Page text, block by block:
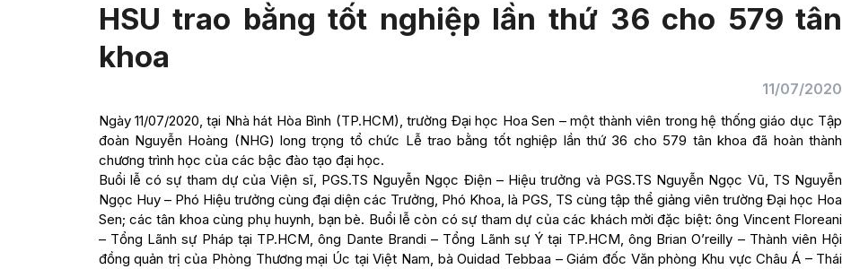
HSU trao bằng tốt nghiệp lần thứ 36 cho 579 tân
khoa
11/07/2020
Ngày 11/07/2020, tại Nhà hát Hòa Bình (TP.HCM), trường Đại học Hoa Sen – một thành viên trong hệ thống giáo dục Tập
đoàn Nguyễn Hoàng (NHG) long trọng tổ chức Lễ trao bằng tốt nghiệp lần thứ 36 cho 579 tân khoa đã hoàn thành
chương trình học của các bậc đào tạo đại học.
Buổi lễ có sự tham dự của Viện sĩ, PGS.TS Nguyễn Ngọc Điện – Hiệu trưởng và PGS.TS Nguyễn Ngọc Vũ, TS Nguyễn
Ngọc Huy – Phó Hiệu trưởng cùng đại diện các Trưởng, Phó Khoa, là PGS, TS cùng tập thể giảng viên trường Đại học Hoa
Sen; các tân khoa cùng phụ huynh, bạn bè. Buổi lễ còn có sự tham dự của các khách mời đặc biệt: ông Vincent Floreani
– Tổng Lãnh sự Pháp tại TP.HCM, ông Dante Brandi – Tổng Lãnh sự Ý tại TP.HCM, ông Brian O’reilly – Thành viên Hội
đồng quản trị của Phòng Thương mại Úc tại Việt Nam, bà Ouidad Tebbaa – Giám đốc Văn phòng Khu vực Châu Á – Thái